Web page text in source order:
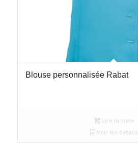
Blouse personnalisée Rabat
Lire la suite
Voir les détails